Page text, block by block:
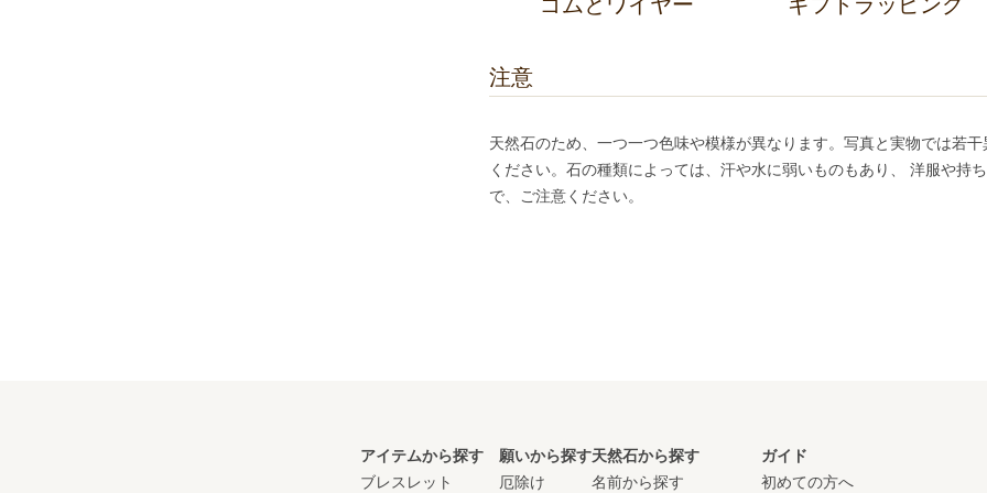
注意
天然石のため、一つ一つ色味や模様が異なります。写真と実物では若
ください。石の種類によっては、汗や水に弱いものもあり、 洋服や持
で、ご注意ください。
アイテムから探す
ブレスレット
願いから探す
厄除け
天然石から探す
名前から探す
ガイド
初めての方へ